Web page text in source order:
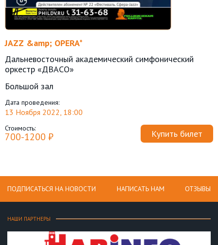
JAZZ &amp; OPERA*
Дальневосточный академический симфонический
оркестр «ДВАСО»
Большой зал
Дата проведения:
13 Ноября 2022, 18:00
Стоимость:
700-1200 ₽ Купить билет
ПОДПИСАТЬСЯ НА НОВОСТИ НАПИСАТЬ НАМ ОТЗЫВЫ
НАШИ ПАРТНЕРЫ